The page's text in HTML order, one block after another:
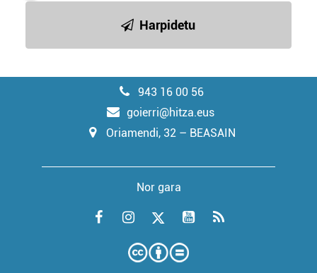
Harpidetu
943 16 00 56
goierri@hitza.eus
Oriamendi, 32 – BEASAIN
Nor gara